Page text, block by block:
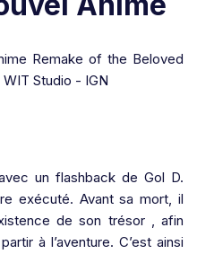
un flashback de Gol D.
exécuté. Avant sa mort, il
de son trésor , afin
à l’aventure. C’est ainsi